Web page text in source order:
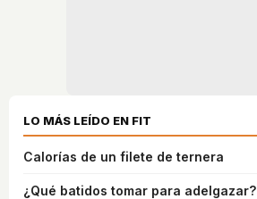
LO MÁS LEÍDO EN FIT
Calorías de un filete de ternera
¿Qué batidos tomar para adelgazar?